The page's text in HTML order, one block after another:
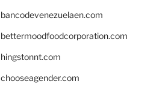
bancodevenezuelaen.com
bettermoodfoodcorporation.com
hingstonnt.com
chooseagender.com